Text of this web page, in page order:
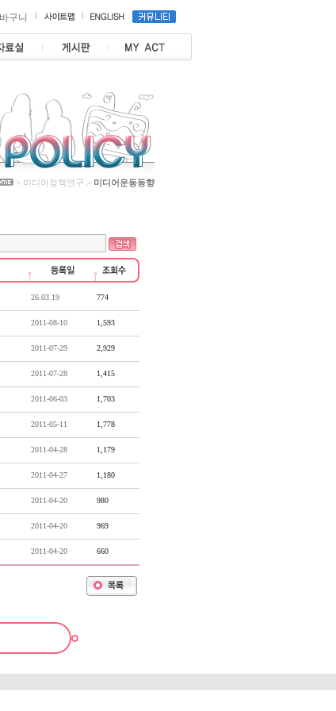
구니
> 미디어정책연구 > 미디어운동동향
26.03.19 774
2011-08-10 1,593
2011-07-29 2,929
2011-07-28 1,415
2011-06-03 1,703
2011-05-11 1,778
2011-04-28 1,179
2011-04-27 1,180
2011-04-20 980
2011-04-20 969
2011-04-20 660